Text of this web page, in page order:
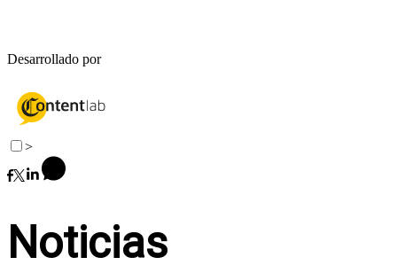
Desarrollado por
>
Noticias